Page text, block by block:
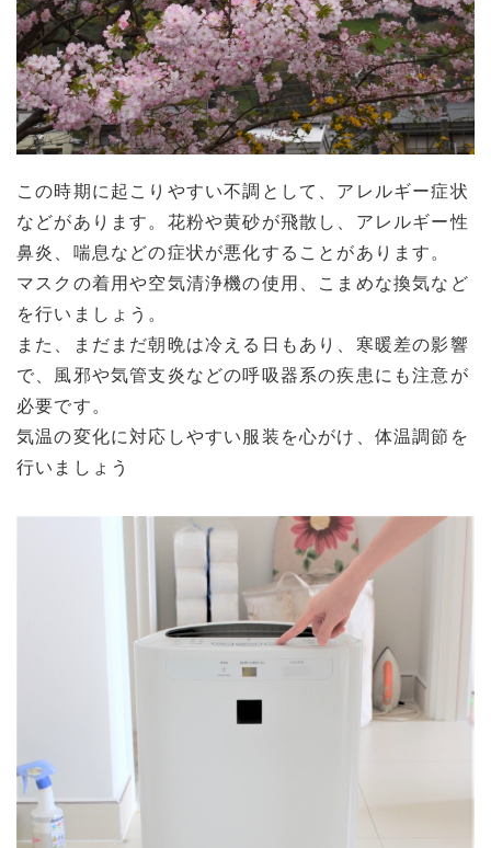
この時期に起こりやすい不調として、アレルギー症状
などがあります。花粉や黄砂が飛散し、アレルギー性
鼻炎、喘息などの症状が悪化することがあります。
マスクの着用や空気清浄機の使用、こまめな換気など
を行いましょう。
また、まだまだ朝晩は冷える日もあり、寒暖差の影響
で、風邪や気管支炎などの呼吸器系の疾患にも注意が
必要です。
気温の変化に対応しやすい服装を心がけ、体温調節を
行いましょう